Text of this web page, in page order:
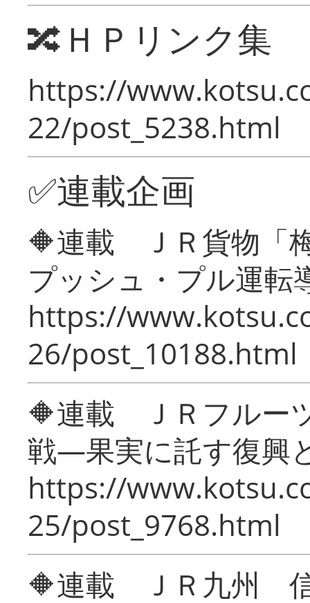
🔀ＨＰリンク集
https://
22/post_5238.html
✅連載企画
🔶連載 ＪＲ貨物「
プッシュ・プル運転
https://
26/post_10188.html
🔶連載 ＪＲフルー
戦―果実に託す復興
https://
25/post_9768.html
🔶連載 ＪＲ九州 信